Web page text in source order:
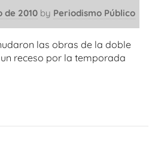
de 2010 by Periodismo Público
las obras de la doble
receso por la temporada